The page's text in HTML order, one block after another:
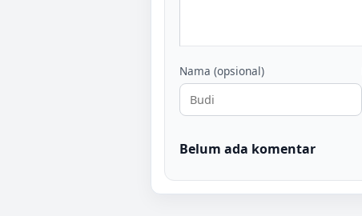
Nama (opsional)
Belum ada komentar